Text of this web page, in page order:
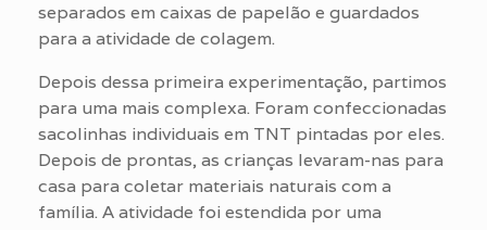
separados em caixas de papelão e guardados
para a atividade de colagem.
Depois dessa primeira experimentação, partimos
para uma mais complexa. Foram confeccionadas
sacolinhas individuais em TNT pintadas por eles.
Depois de prontas, as crianças levaram-nas para
casa para coletar materiais naturais com a
família. A atividade foi estendida por uma